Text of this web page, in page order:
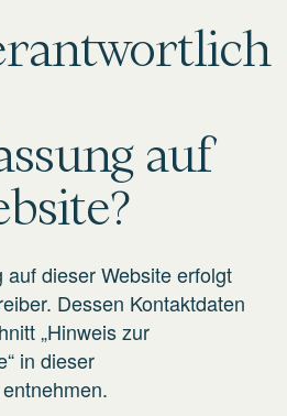
auf
dieser Website erfolgt
Dessen Kontaktdaten
„Hinweis zur
in dieser